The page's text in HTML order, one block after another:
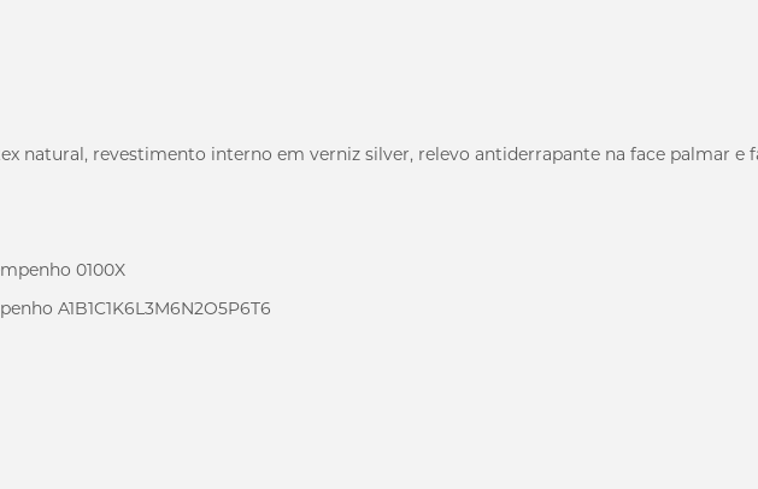
natural, revestimento interno em verniz silver, relevo antiderrapante na face palmar e
0100X
A1B1C1K6L3M6N2O5P6T6